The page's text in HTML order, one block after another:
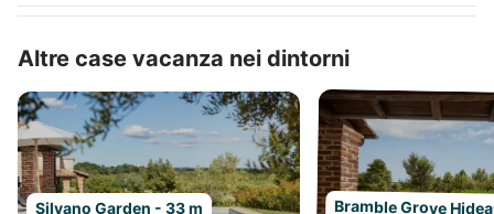
Altre case vacanza nei dintorni
Silvano Garden - 33 m Bramble Grove